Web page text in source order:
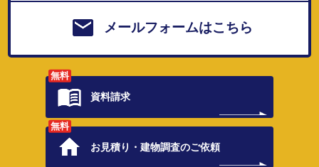
メールフォームはこちら
無料
資料請求
無料
お見積り・建物調査のご依頼